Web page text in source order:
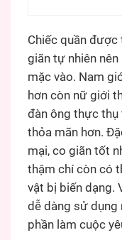
Chiếc quần
giãn tự nhiên
mặc vào. Nam
hơn còn nữ giới
đàn ông thực
thỏa mãn hơn.
mại, co giãn tốt
thậm chí còn có
vật bị biến dạng.
dễ dàng sử dụng
phần làm cuộc